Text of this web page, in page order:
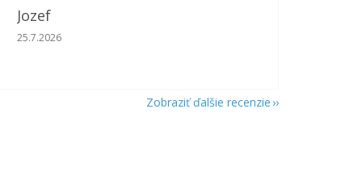
Jozef
Hodnotenie obchodu je 5 z 5 hviezdičiek.
25.7.2026
Zobraziť ďalšie recenzie